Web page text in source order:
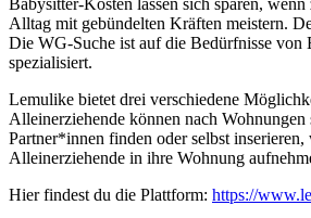
Babysitter-Kosten lassen sich sparen,
Alltag mit gebündelten Kräften meistern.
Die WG-Suche ist auf die Bedürfnisse von
spezialisiert.
Lemulike bietet drei verschiedene
Alleinerziehende können nach
Partner*innen finden oder selbst inserieren,
Alleinerziehende in ihre Wohnung
Hier findest du die Plattform: https://